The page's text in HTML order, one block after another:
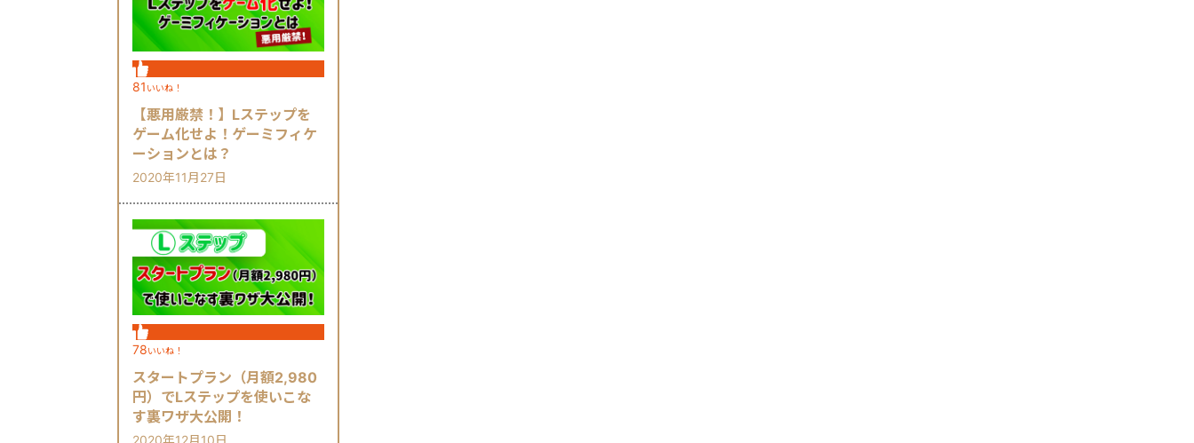
81 いいね！
【悪用厳禁！】Lステップを
ゲーム化せよ！ゲーミフィケ
ーションとは？
2020年11月27日
78いいね！
スタートプラン（月額2,980
円）でLステップを使いこな
す裏ワザ大公開！